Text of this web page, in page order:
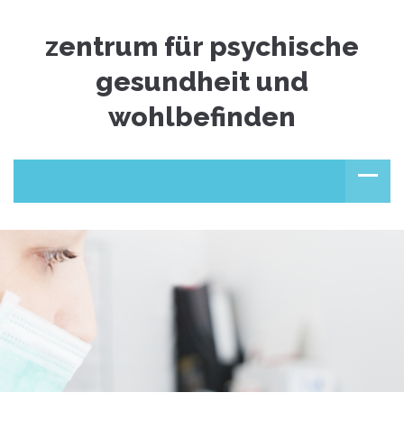
zentrum für psychische
gesundheit und
wohlbefinden